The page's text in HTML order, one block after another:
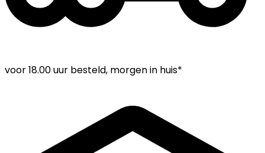
voor18.00 uur besteld, morgen in huis*